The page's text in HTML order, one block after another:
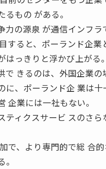
もの がある。
力の源泉 が通信インフラ
すると、ポーランド企業
はっきりと浮かび上がる。
で きるのは、外国企業の
に、ポーランド企 業は十
企業には一社もない。
ティクスサービ スのさら
で、より専門的で総 合